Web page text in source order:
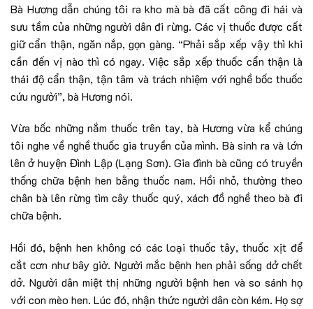
Bà Hương dẫn chúng tôi ra kho mà bà đã cất công đi hái và
sưu tầm của những người dân đi rừng. Các vị thuốc được cất
giữ cẩn thận, ngăn nắp, gọn gàng. “Phải sắp xếp vậy thì khi
cần đến vị nào thì có ngay. Việc sắp xếp thuốc cẩn thận là
thái độ cẩn thận, tận tâm và trách nhiệm với nghề bốc thuốc
cứu người”, bà Hương nói.
Vừa bốc những nắm thuốc trên tay, bà Hương vừa kể chúng
tôi nghe về nghề thuốc gia truyền của mình. Bà sinh ra và lớn
lên ở huyện Đình Lập (Lạng Sơn). Gia đình bà cũng có truyền
thống chữa bệnh hen bằng thuốc nam. Hồi nhỏ, thường theo
chân bà lên rừng tìm cây thuốc quý, xách đồ nghề theo bà đi
chữa bệnh.
Hồi đó, bệnh hen không có các loại thuốc tây, thuốc xịt để
cắt cơn như bây giờ. Người mắc bệnh hen phải sống dở chết
dở. Người dân miệt thị những người bệnh hen và so sánh họ
với con mèo hen. Lúc đó, nhận thức người dân còn kém. Họ sợ